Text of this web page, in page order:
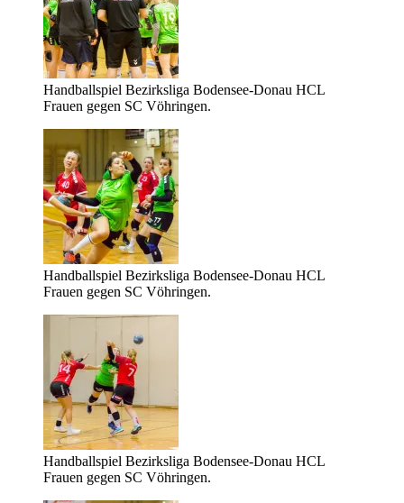
Handballspiel Bezirksliga Bodensee-Donau HCL
Frauen gegen SC Vöhringen.
Handballspiel Bezirksliga Bodensee-Donau HCL
Frauen gegen SC Vöhringen.
Handballspiel Bezirksliga Bodensee-Donau HCL
Frauen gegen SC Vöhringen.